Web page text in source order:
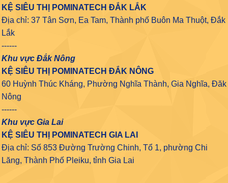
KỆ SIÊU THỊ POMINATECH ĐẮK LẮK
Địa chỉ: 37 Tân Sơn, Ea Tam, Thành phố Buôn Ma Thuột, Đắk
Lắk
------
Khu vực Đắk Nông
KỆ SIÊU THỊ POMINATECH ĐẮK NÔNG
60 Huỳnh Thúc Kháng, Phường Nghĩa Thành, Gia Nghĩa, Đăk
Nông
------
Khu vực Gia Lai
KỆ SIÊU THỊ POMINATECH GIA LAI
Địa chỉ: Số 853 Đường Trường Chinh, Tổ 1, phường Chi
Lăng, Thành Phố Pleiku, tỉnh Gia Lai